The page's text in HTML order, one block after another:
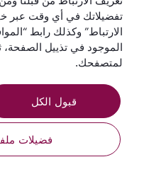
أفضل شركة طيران
في العالم
أفضل درجة رجال
أعمال في العالم
والأحكام
الارتباط
QRH (Arabic - OMR). جميع الحقوق محفوظة.
تفضيلاتك في أي وقت عبر
الارتباط” وكذلك رابط
الموجود في تذييل
لمتصفحك.
فضيلات
قبول الكل